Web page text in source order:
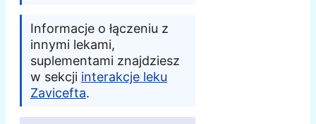
Informacje o łączeniu z
innymi lekami,
suplementami znajdziesz
w sekcji interakcje leku
Zavicefta.